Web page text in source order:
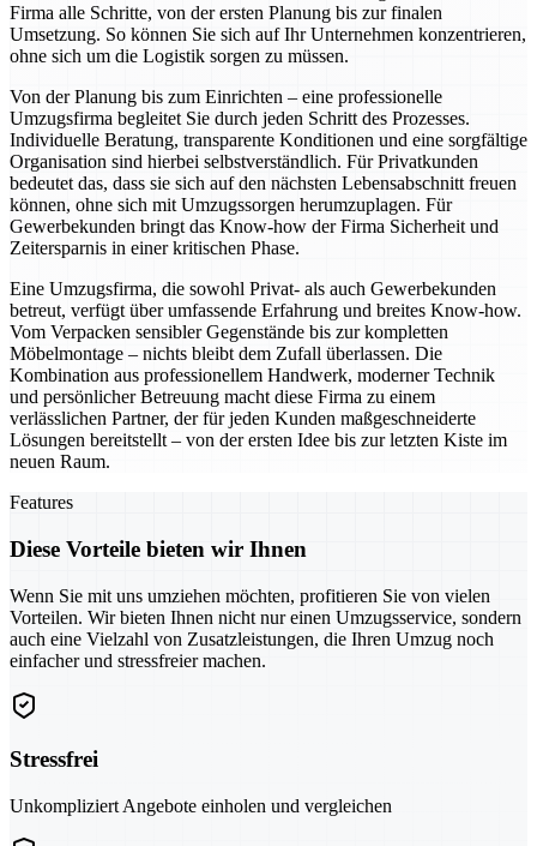
Firma alle Schritte, von der ersten Planung bis zur finalen
Umsetzung. So können Sie sich auf Ihr Unternehmen konzentrieren,
ohne sich um die Logistik sorgen zu müssen.
Von der Planung bis zum Einrichten – eine professionelle
Umzugsfirma begleitet Sie durch jeden Schritt des Prozesses.
Individuelle Beratung, transparente Konditionen und eine sorgfältige
Organisation sind hierbei selbstverständlich. Für Privatkunden
bedeutet das, dass sie sich auf den nächsten Lebensabschnitt freuen
können, ohne sich mit Umzugssorgen herumzuplagen. Für
Gewerbekunden bringt das Know-how der Firma Sicherheit und
Zeitersparnis in einer kritischen Phase.
Eine Umzugsfirma, die sowohl Privat- als auch Gewerbekunden
betreut, verfügt über umfassende Erfahrung und breites Know-how.
Vom Verpacken sensibler Gegenstände bis zur kompletten
Möbelmontage – nichts bleibt dem Zufall überlassen. Die
Kombination aus professionellem Handwerk, moderner Technik
und persönlicher Betreuung macht diese Firma zu einem
verlässlichen Partner, der für jeden Kunden maßgeschneiderte
Lösungen bereitstellt – von der ersten Idee bis zur letzten Kiste im
neuen Raum.
Features
Diese Vorteile bieten wir Ihnen
Wenn Sie mit uns umziehen möchten, profitieren Sie von vielen
Vorteilen. Wir bieten Ihnen nicht nur einen Umzugsservice, sondern
auch eine Vielzahl von Zusatzleistungen, die Ihren Umzug noch
einfacher und stressfreier machen.
Stressfrei
Unkompliziert Angebote einholen und vergleichen